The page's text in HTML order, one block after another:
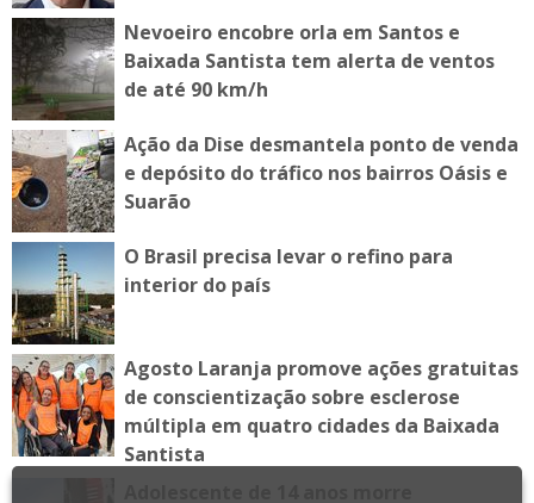
Nevoeiro encobre orla em Santos e
Baixada Santista tem alerta de ventos
de até 90 km/h
Ação da Dise desmantela ponto de venda
e depósito do tráfico nos bairros Oásis e
Suarão
O Brasil precisa levar o refino para
interior do país
Agosto Laranja promove ações gratuitas
de conscientização sobre esclerose
múltipla em quatro cidades da Baixada
Santista